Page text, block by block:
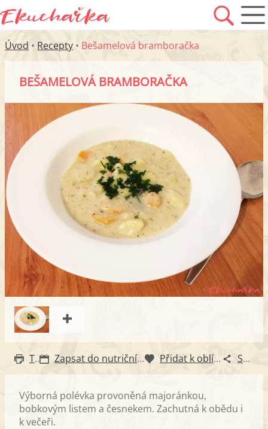
Úvod • Recepty • Bešamelová bramboračka
BEŠAMELOVÁ BRAMBORAČKA
Tisk Zapsat do nutričního diáře Přidat k oblíbeným Sdílet
Výborná polévka provoněná majoránkou,
bobkovým listem a česnekem. Zachutná k obědu i
k večeři.